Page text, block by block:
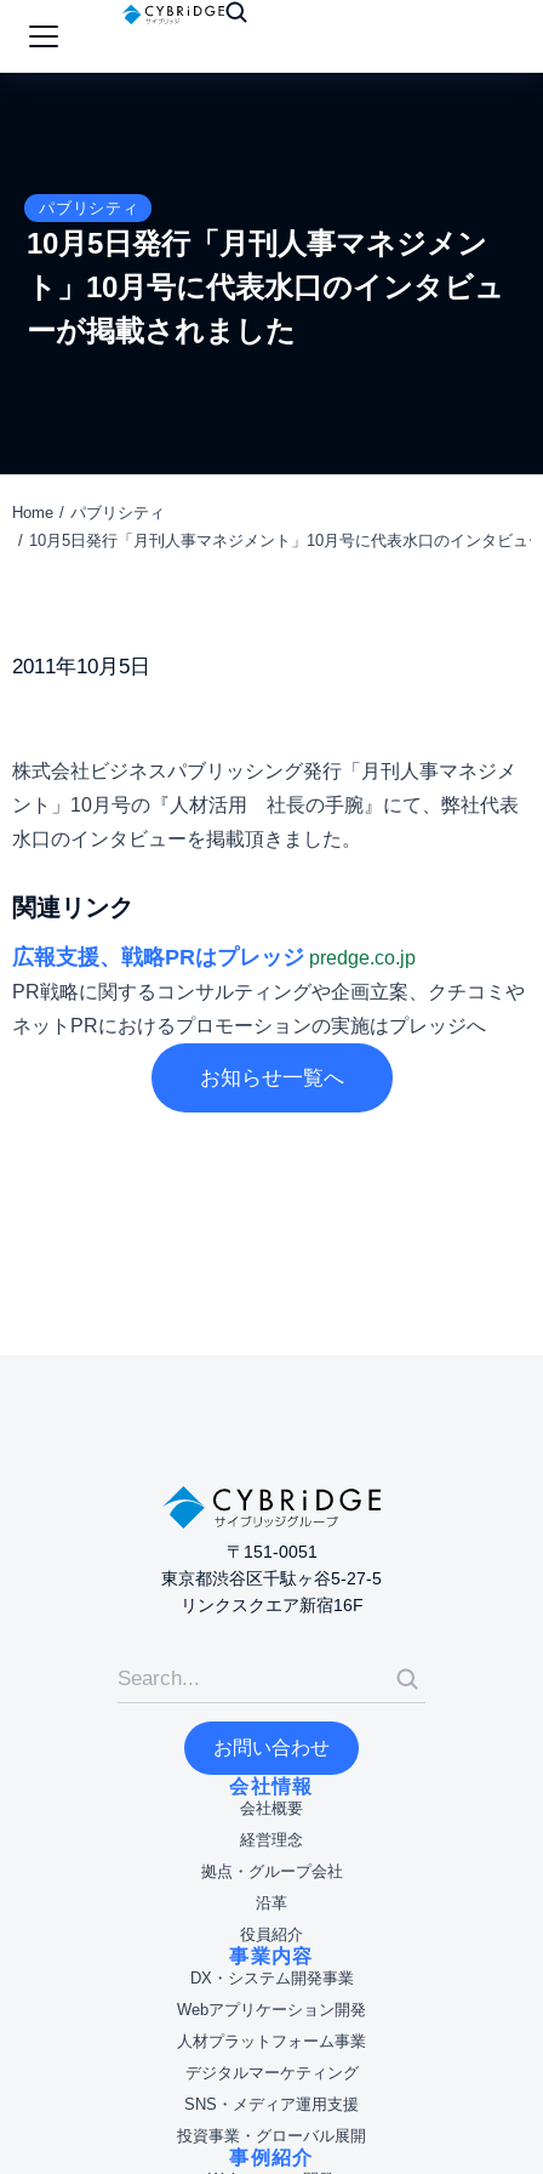
パブリシティ
10月5日発行「月刊人事マネジメン
ト」10月号に代表水口のインタビュ
ーが掲載されました
You are here:
Home
パブリシティ
10月5日発行「月刊人事マネジメント」10月号に代表水口のインタビュ
2011年10月5日
株式会社ビジネスパブリッシング発行「月刊人事マネジメ
ント」10月号の『人材活用 社長の手腕』にて、弊社代表
水口のインタビューを掲載頂きました。
関連リンク
広報支援、戦略PRはプレッジ predge.co.jp
PR戦略に関するコンサルティングや企画立案、クチコミや
ネットPRにおけるプロモーションの実施はプレッジへ
お知らせ一覧へ
〒151-0051
東京都渋谷区千駄ヶ谷5-27-5
リンクスクエア新宿16F
お問い合わせ
会社情報
会社概要
経営理念
拠点・グループ会社
沿革
役員紹介
事業内容
DX・システム開発事業
Webアプリケーション開発
人材プラットフォーム事業
デジタルマーケティング
SNS・メディア運用支援
投資事業・グローバル展開
事例紹介